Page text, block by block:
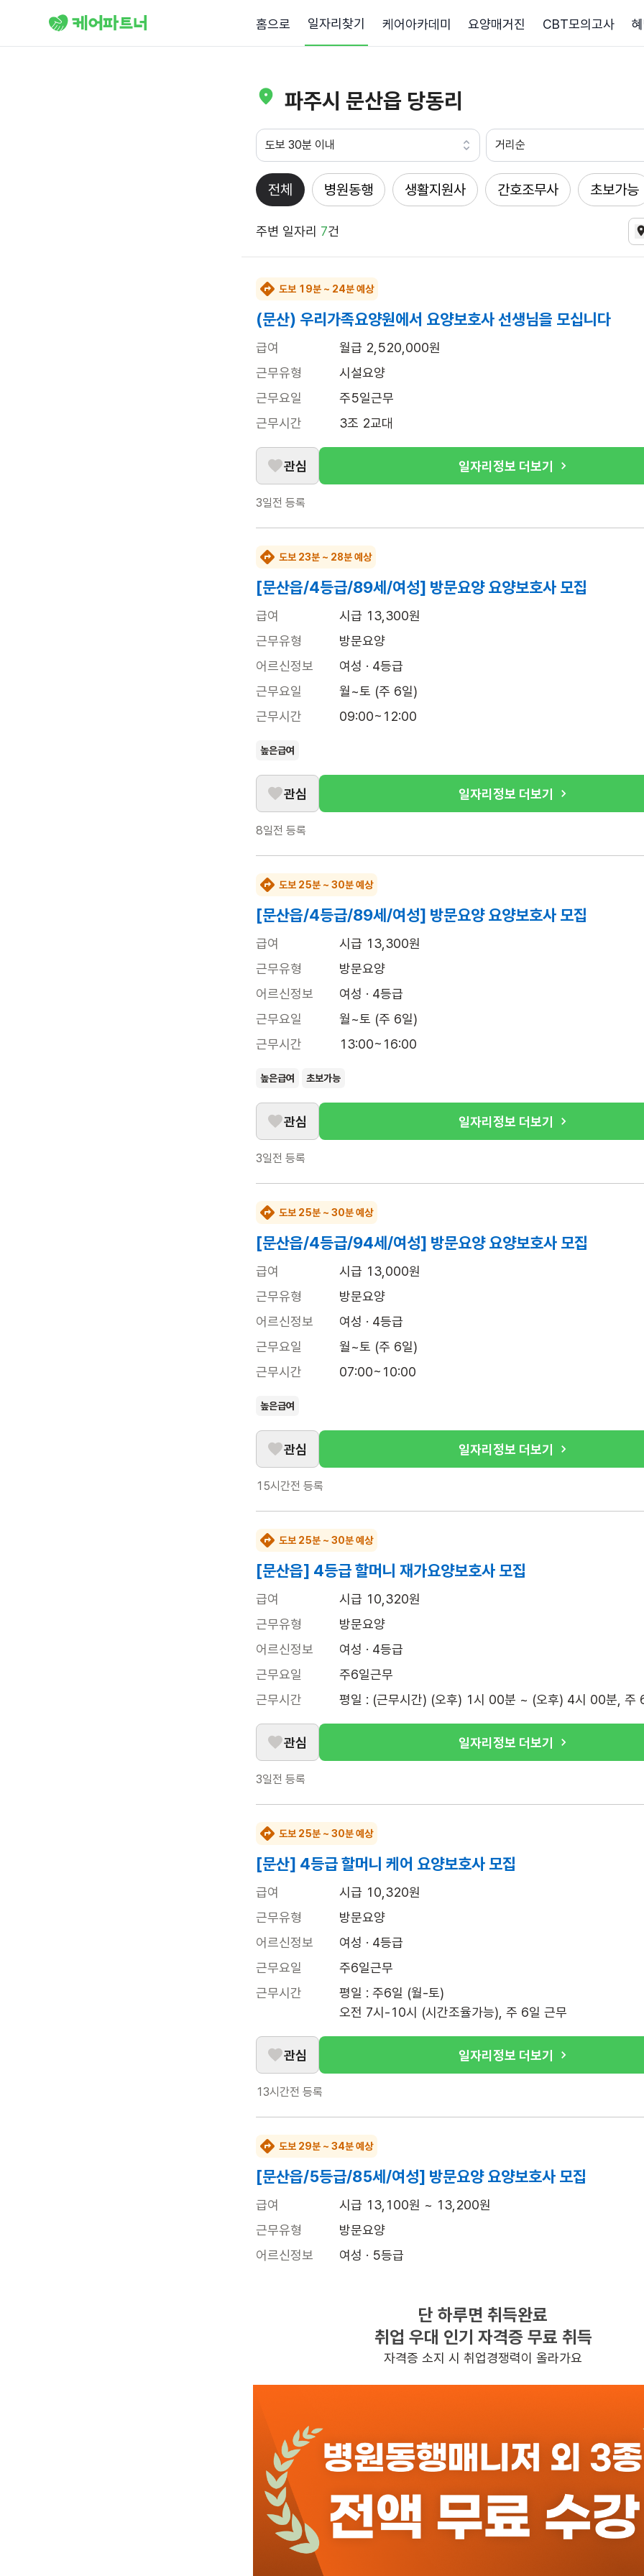
홈으로 일자리찾기 케어아카데미 요양매거진 CBT모의고사
파주시 문산읍 당동리
도보 30분 이내 거리순
전체 병원동행 생활지원사 간호조무사 초보가능
주변 일자리 7건
도보 19분 ~ 24분 예상
(문산) 우리가족요양원에서 요양보호사 선생님을 모십니다
급여
월급 2,520,000원
근무유형
시설요양
근무요일
주5일근무
근무시간
3조 2교대
관심 일자리정보 더보기
3일전 등록
도보 23분 ~ 28분 예상
[문산읍/4등급/89세/여성] 방문요양 요양보호사 모집
급여
시급 13,300원
근무유형
방문요양
어르신정보
여성 · 4등급
근무요일
월~토 (주 6일)
근무시간
09:00~12:00
높은급여
관심 일자리정보 더보기
8일전 등록
도보 25분 ~ 30분 예상
[문산읍/4등급/89세/여성] 방문요양 요양보호사 모집
급여
시급 13,300원
근무유형
방문요양
어르신정보
여성 · 4등급
근무요일
월~토 (주 6일)
근무시간
13:00~16:00
높은급여 초보가능
관심 일자리정보 더보기
3일전 등록
도보 25분 ~ 30분 예상
[문산읍/4등급/94세/여성] 방문요양 요양보호사 모집
급여
시급 13,000원
근무유형
방문요양
어르신정보
여성 · 4등급
근무요일
월~토 (주 6일)
근무시간
07:00~10:00
높은급여
관심 일자리정보 더보기
15시간전 등록
도보 25분 ~ 30분 예상
[문산읍] 4등급 할머니 재가요양보호사 모집
급여
시급 10,320원
근무유형
방문요양
어르신정보
여성 · 4등급
근무요일
주6일근무
근무시간
평일 : (근무시간) (오후) 1시 00분 ~ (오후) 4시 00분, 주
관심 일자리정보 더보기
3일전 등록
도보 25분 ~ 30분 예상
[문산] 4등급 할머니 케어 요양보호사 모집
급여
시급 10,320원
근무유형
방문요양
어르신정보
여성 · 4등급
근무요일
주6일근무
근무시간
평일 : 주6일 (월-토)
오전 7시-10시 (시간조율가능), 주 6일 근무
관심 일자리정보 더보기
13시간전 등록
도보 29분 ~ 34분 예상
[문산읍/5등급/85세/여성] 방문요양 요양보호사 모집
급여
시급 13,100원 ~ 13,200원
근무유형
방문요양
어르신정보
여성 · 5등급
관심 일자리정보 더보기
반경 3KM 이내의 일자리 확인하기
단 하루면 취득완료
취업 우대 인기 자격증 무료 취득
자격증 소지 시 취업경쟁력이 올라가요